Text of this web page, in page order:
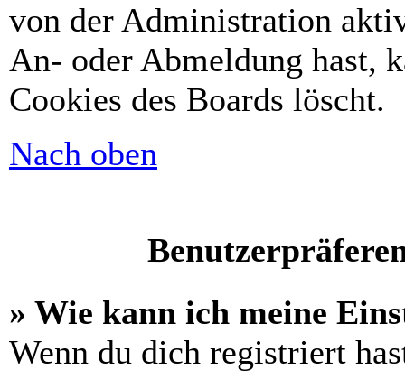
von der Administration
An- oder Abmeldung hast,
Cookies des Boards löscht.
Nach oben
» Wie kann ich meine
Wenn du dich registriert